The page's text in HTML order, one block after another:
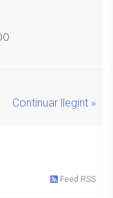
Continuar llegint »
Feed RSS